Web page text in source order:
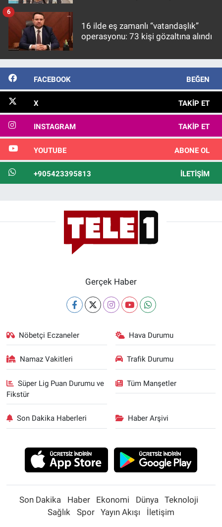
16 ilde eş zamanlı “vatandaşlık”
operasyonu: 73 kişi gözaltına alındı
6
FACEBOOK BEĞEN
X TAKIP ET
INSTAGRAM TAKIP ET
YOUTUBE ABONE OL
+905423395813 İLETIŞIM
Gerçek Haber
Nöbetçi Eczaneler Hava Durumu
Namaz Vakitleri Trafik Durumu
Süper Lig Puan Durumu ve
Fikstür
Tüm Manşetler
Son Dakika Haberleri Haber Arşivi
Son Dakika Haber Ekonomi Dünya
Teknoloji
Sağlık
Spor Yayın Akışı İletişim